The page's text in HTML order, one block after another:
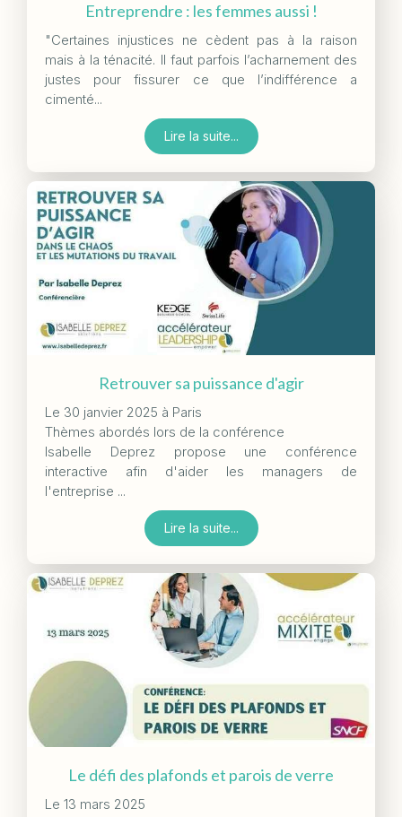
Entreprendre : les femmes aussi !
"Certaines injustices ne cèdent pas à la raison
mais à la ténacité. Il faut parfois l’acharnement des
justes pour fissurer ce que l’indifférence a
cimenté...
Lire la suite...
Retrouver sa puissance d'agir
Le 30 janvier 2025 à Paris
Thèmes abordés lors de la conférence
Isabelle Deprez propose une conférence
interactive afin d'aider les managers de
l'entreprise ...
Lire la suite...
Le défi des plafonds et parois de verre
Le 13 mars 2025